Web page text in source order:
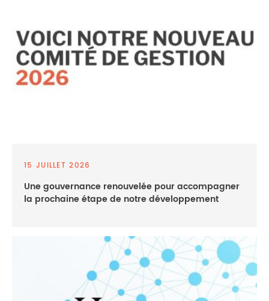
15 JUILLET 2026
Une gouvernance renouvelée pour accompagner
la prochaine étape de notre développement